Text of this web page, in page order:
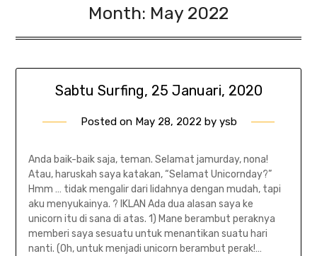
Month: May 2022
Sabtu Surfing, 25 Januari, 2020
Posted on May 28, 2022 by ysb
Anda baik-baik saja, teman. Selamat jamurday, nona!
Atau, haruskah saya katakan, “Selamat Unicornday?”
Hmm … tidak mengalir dari lidahnya dengan mudah, tapi
aku menyukainya. ? IKLAN Ada dua alasan saya ke
unicorn itu di sana di atas. 1) Mane berambut peraknya
memberi saya sesuatu untuk menantikan suatu hari
nanti. (Oh, untuk menjadi unicorn berambut perak!…